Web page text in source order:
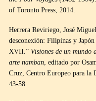
of Toronto Press, 2014.
Herrera Reviriego, José
desconexión: Filipinas y
XVII.” Visiones de un
arte namban, editado por
Cruz, Centro Europeo para la
43-58.